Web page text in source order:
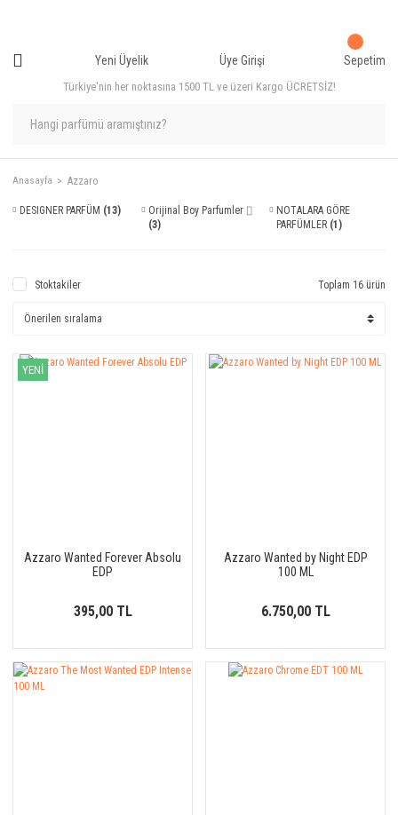
Türkiye'nin her noktasına 1500 TL ve üzeri Kargo ÜCRETSİZ!
Yeni Üyelik Üye Girişi Sepetim
Anasayfa Azzaro
DESIGNER PARFÜM (13)
Orijinal Boy Parfumler ⌷
(3)
NOTALARA GÖRE
PARFÜMLER (1)
Stoktakiler Toplam 16 ürün
YENİ
Azzaro Wanted Forever Absolu
EDP
395,00 TL
Azzaro Wanted by Night EDP
100 ML
6.750,00 TL